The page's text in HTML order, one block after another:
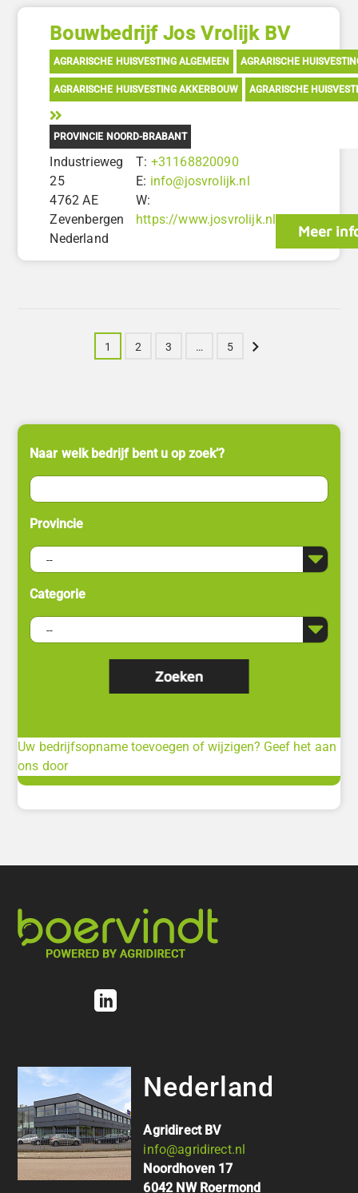
Bouwbedrijf Jos Vrolijk BV
AGRARISCHE HUISVESTING ALGEMEEN AGRARISCHE
AGRARISCHE HUISVESTING AKKERBOUW AGRARISCHE
PROVINCIE NOORD-BRABANT
Industrieweg
25
4762 AE
Zevenbergen
Nederland
T: +31168820090
E: info@josvrolijk.nl
W:
https://www.josvrolijk.nl
Meer
1 2 3 … 5 Volgende
Naar welk bedrijf bent u op zoek’?
Provincie
Categorie
Uw bedrijfsopname toevoegen of wijzigen? Geef het aan
ons door
Nederland
Agridirect BV
info@agridirect.nl
Noordhoven 17
6042 NW Roermond